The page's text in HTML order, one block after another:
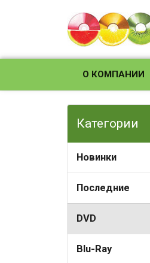
О КОМПАНИИ
Категории
Новинки
Последние
DVD
Blu-Ray